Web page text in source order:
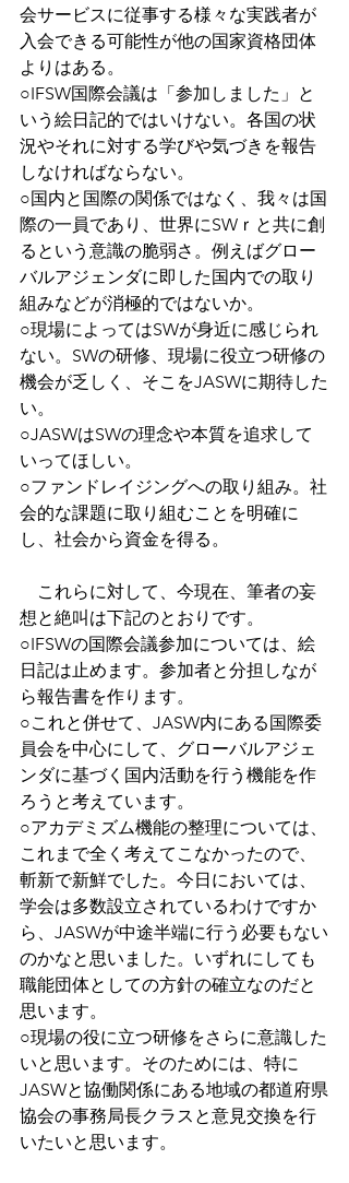
会サービスに従事する様々な実践者が
入会できる可能性が他の国家資格団体
よりはある。
○IFSW国際会議は「参加しました」と
いう絵日記的ではいけない。各国の状
況やそれに対する学びや気づきを報告
しなければならない。
○国内と国際の関係ではなく、我々は国
際の一員であり、世界にSWｒと共に創
るという意識の脆弱さ。例えばグロー
バルアジェンダに即した国内での取り
組みなどが消極的ではないか。
○現場によってはSWが身近に感じられ
ない。SWの研修、現場に役立つ研修の
機会が乏しく、そこをJASWに期待した
い。
○JASWはSWの理念や本質を追求して
いってほしい。
○ファンドレイジングへの取り組み。社
会的な課題に取り組むことを明確に
し、社会から資金を得る。
これらに対して、今現在、筆者の妄
想と絶叫は下記のとおりです。
○IFSWの国際会議参加については、絵
日記は止めます。参加者と分担しなが
ら報告書を作ります。
○これと併せて、JASW内にある国際委
員会を中心にして、グローバルアジェ
ンダに基づく国内活動を行う機能を作
ろうと考えています。
○アカデミズム機能の整理については、
これまで全く考えてこなかったので、
斬新で新鮮でした。今日においては、
学会は多数設立されているわけですか
ら、JASWが中途半端に行う必要もない
のかなと思いました。いずれにしても
職能団体としての方針の確立なのだと
思います。
○現場の役に立つ研修をさらに意識した
いと思います。そのためには、特に
JASWと協働関係にある地域の都道府県
協会の事務局長クラスと意見交換を行
いたいと思います。